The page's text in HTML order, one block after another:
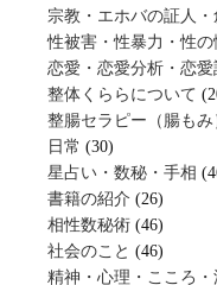
宗教・エホバの証人
性被害・性暴力・性の
恋愛・恋愛分析・恋愛
整体くららについて
整腸セラピー（腸もみ
日常 (30)
星占い・数秘・手相
書籍の紹介 (26)
相性数秘術 (46)
社会のこと (46)
精神・心理・こころ